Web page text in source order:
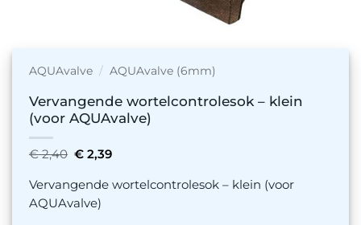
AQUAvalve / AQUAvalve (6mm)
Vervangende wortelcontrolesok – klein
(voor AQUAvalve)
€2,40 Oorspronkelijke
prijs
€ 2,40.
€ 2,39Huidige
€ 2,39.
Vervangende wortelcontrolesok – klein (voor
AQUAvalve)